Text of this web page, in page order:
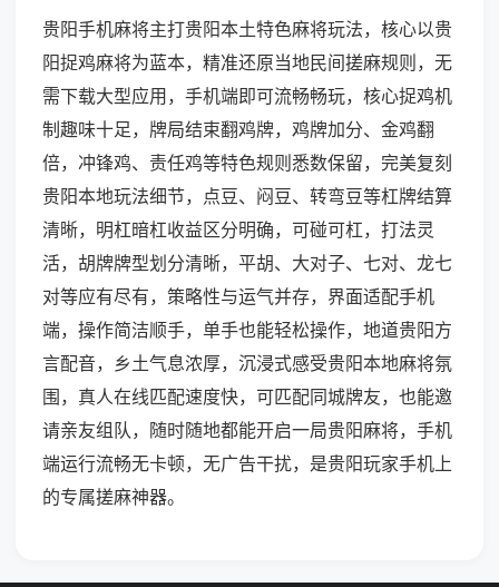
贵阳手机麻将主打贵阳本土特色麻将玩法，核心以贵
阳捉鸡麻将为蓝本，精准还原当地民间搓麻规则，无
需下载大型应用，手机端即可流畅畅玩，核心捉鸡机
制趣味十足，牌局结束翻鸡牌，鸡牌加分、金鸡翻
倍，冲锋鸡、责任鸡等特色规则悉数保留，完美复刻
贵阳本地玩法细节，点豆、闷豆、转弯豆等杠牌结算
清晰，明杠暗杠收益区分明确，可碰可杠，打法灵
活，胡牌牌型划分清晰，平胡、大对子、七对、龙七
对等应有尽有，策略性与运气并存，界面适配手机
端，操作简洁顺手，单手也能轻松操作，地道贵阳方
言配音，乡土气息浓厚，沉浸式感受贵阳本地麻将氛
围，真人在线匹配速度快，可匹配同城牌友，也能邀
请亲友组队，随时随地都能开启一局贵阳麻将，手机
端运行流畅无卡顿，无广告干扰，是贵阳玩家手机上
的专属搓麻神器。